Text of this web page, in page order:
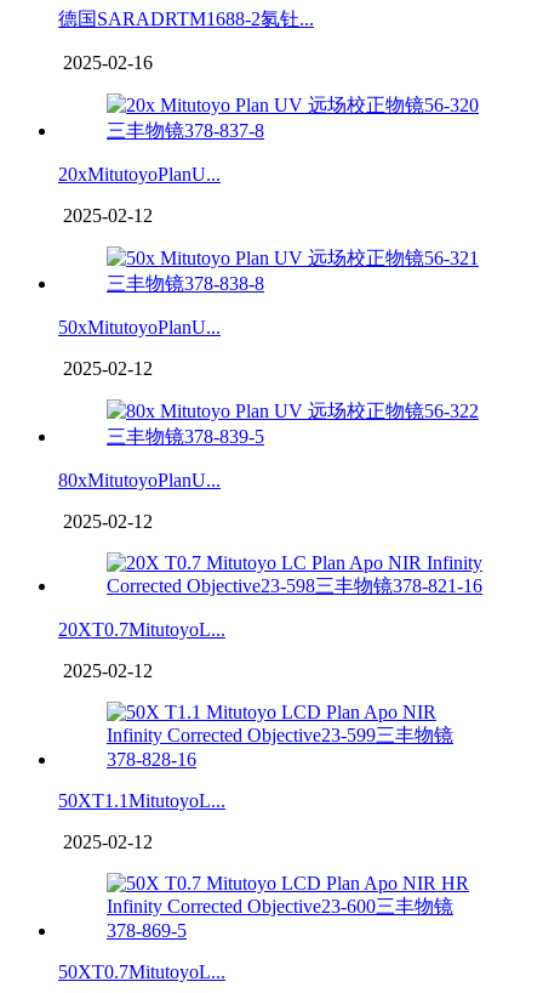
德国SARADRTM1688-2氡钍...
2025-02-16
20xMitutoyoPlanU...
2025-02-12
50xMitutoyoPlanU...
2025-02-12
80xMitutoyoPlanU...
2025-02-12
20XT0.7MitutoyoL...
2025-02-12
50XT1.1MitutoyoL...
2025-02-12
50XT0.7MitutoyoL...